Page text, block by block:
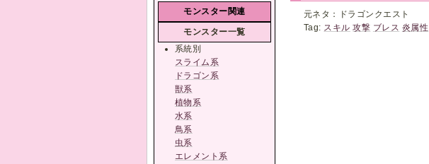
元ネタ：ドラゴンクエスト
Tag: スキル 攻撃 ブレス 炎属性
モンスター関連
モンスター一覧
系統別
スライム系
ドラゴン系
獣系
植物系
水系
鳥系
虫系
エレメント系